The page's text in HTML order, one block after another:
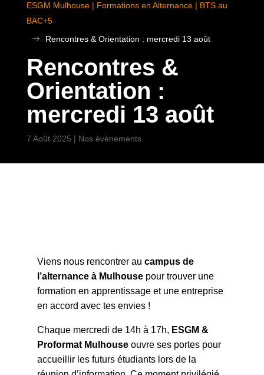
ESGM Mulhouse | Formations en Alternance | BTS au
BAC+5
$
Rencontres & Orientation : mercredi 13 août
Rencontres &
Orientation :
mercredi 13 août
7 Août 2025 | Nos événements
Viens nous rencontrer au campus de
l’alternance à Mulhousepour trouver une
formation en apprentissage et une entreprise
en accord avec tes envies !
Chaque mercredi de 14h à 17h, ESGM &
Proformat Mulhouseouvre ses portes pour
accueillir les futurs étudiants lors de la